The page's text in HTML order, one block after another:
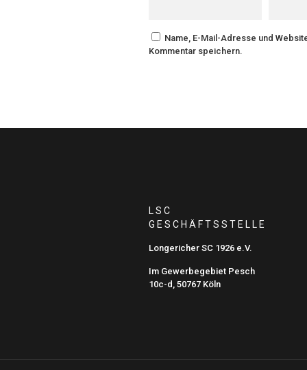
Name, E-Mail-Adresse und
Kommentar speichern.
LSC
GESCHÄFTSSTELLE
Longericher SC 1926 e.V.
Im Gewerbegebiet Pesch
10c-d, 50767 Köln